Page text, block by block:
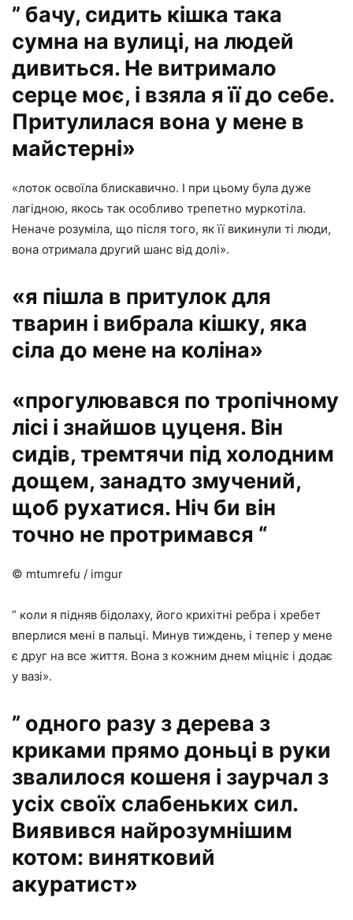
” бачу, сидить кішка така
сумна на вулиці, на людей
дивиться. Не витримало
серце моє, і взяла я її до себе.
Притулилася вона у мене в
майстерні»
«лоток освоїла блискавично. І при цьому була дуже
лагідною, якось так особливо трепетно муркотіла.
Неначе розуміла, що після того, як її викинули ті люди,
вона отримала другий шанс від долі».
«я пішла в притулок для
тварин і вибрала кішку, яка
сіла до мене на коліна»
«прогулювався по тропічному
лісі і знайшов цуценя. Він
сидів, тремтячи під холодним
дощем, занадто змучений,
щоб рухатися. Ніч би він
точно не протримався “
© mtumrefu / imgur
” коли я підняв бідолаху, його крихітні ребра і хребет
вперлися мені в пальці. Минув тиждень, і тепер у мене
є друг на все життя. Вона з кожним днем міцніє і додає
у вазі».
” одного разу з дерева з
криками прямо доньці в руки
звалилося кошеня і заурчал з
усіх своїх слабеньких сил.
Виявився найрозумнішим
котом: винятковий
акуратист»